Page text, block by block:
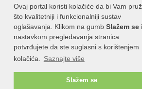
Ovaj portal koristi kolačiće da bi Vam
što kvalitetniji i funkcionalniji sustav
oglašavanja. Klikom na gumb Slažem se
nastavkom pregledavanja stranica
potvrđujete da ste suglasni s korištenjem
kolačića.
Saznajte više
Slažem se
Free Mobile App
Visit Croatia